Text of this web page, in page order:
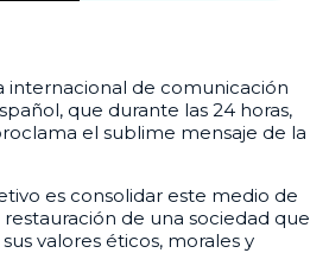
internacional de comunicación
que durante las 24 horas,
el sublime mensaje de la
es consolidar este medio de
de una sociedad que
valores éticos, morales y